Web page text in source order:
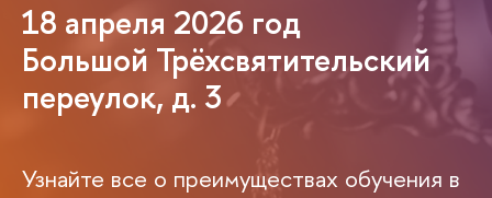
18 апреля 2026 год
Большой Трёхсвятительский
переулок, д. 3
Узнайте все о преимуществах обучения в